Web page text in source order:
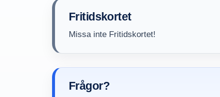
Fritidskortet
Missa inte Fritidskortet!
Frågor?